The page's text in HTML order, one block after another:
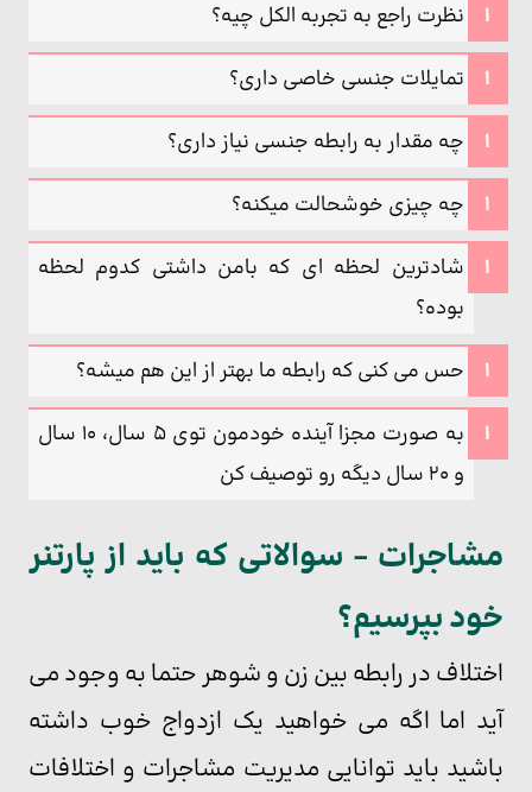
نظرت راجع به تجربه الکل چیه؟
تمایلات جنسی خاصی داری؟
چه مقدار به رابطه جنسی نیاز داری؟
چه چیزی خوشحالت میکنه؟
شادترین لحظه ای که بامن داشتی کدوم لحظه
بوده؟
حس می کنی که رابطه ما بهتر از این هم میشه؟
به صورت مجزا آینده خودمون توی 5 سال، 10 سال
و 20 سال دیگه رو توصیف کن
مشاجرات – سوالاتی که باید از پارتنر
خود بپرسیم؟
اختلاف در رابطه بین زن و شوهر حتما به وجود می
آید اما اگه می خواهید یک ازدواج خوب داشته
باشید باید توانایی مدیریت مشاجرات و اختلافات